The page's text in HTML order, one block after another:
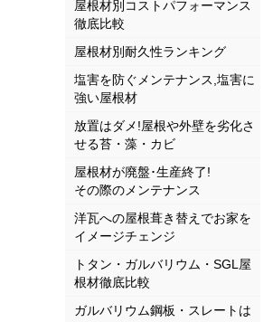
屋根材別コストパフォーマンス
徹底比較
屋根材別耐久性ランキング
塩害を防ぐメンテナンス,塩害に
強い屋根材
放置はダメ!屋根や外壁を劣化さ
せる苔・藻・カビ
屋根材が廃盤･生産終了!
その際のメンテナンス
洋瓦への屋根葺き替えでお家を
イメージチェンジ
トタン・ガルバリウム・SGL屋
根材徹底比較
ガルバリウム鋼板・スレートは